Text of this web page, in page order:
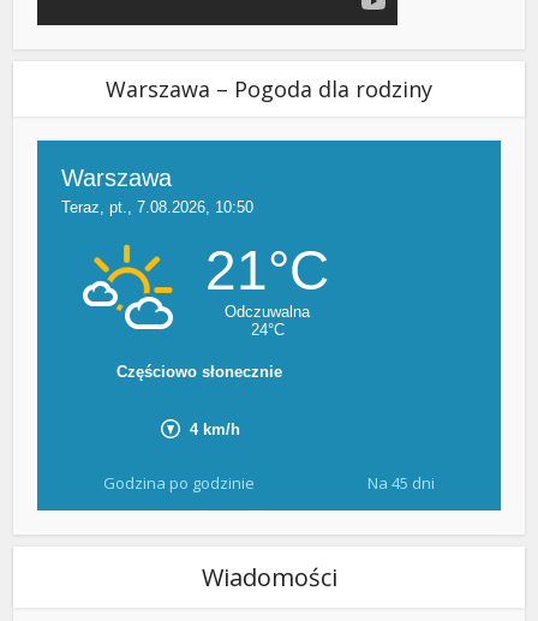
Warszawa – Pogoda dla rodziny
Godzina po godzinie Na 45 dni
Wiadomości